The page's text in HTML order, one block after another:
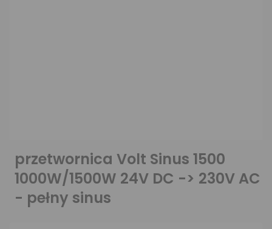
przetwornica Volt Sinus 1500
1000W/1500W 24V DC -> 230V AC
- pełny sinus